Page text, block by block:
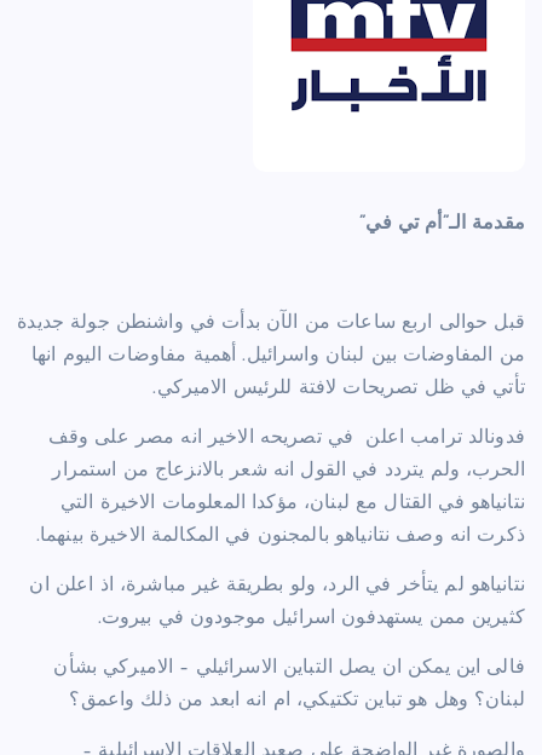
مقدمة الـ”أم تي في”
قبل حوالى اربع ساعات من الآن بدأت في واشنطن جولة جديدة
من المفاوضات بين لبنان واسرائيل. أهمية مفاوضات اليوم انها
تأتي في ظل تصريحات لافتة للرئيس الاميركي.
فدونالد ترامب اعلن في تصريحه الاخير انه مصر على وقف
الحرب، ولم يتردد في القول انه شعر بالانزعاج من استمرار
نتانياهو في القتال مع لبنان، مؤكدا المعلومات الاخيرة التي
ذكرت انه وصف نتانياهو بالمجنون في المكالمة الاخيرة بينهما.
نتانياهو لم يتأخر في الرد، ولو بطريقة غير مباشرة، اذ اعلن ان
كثيرين ممن يستهدفون اسرائيل موجودون في بيروت.
فالى اين يمكن ان يصل التباين الاسرائيلي – الاميركي بشأن
لبنان؟ وهل هو تباين تكتيكي، ام انه ابعد من ذلك واعمق؟
والصورة غير الواضحة على صعيد العلاقات الاسرائيلية –